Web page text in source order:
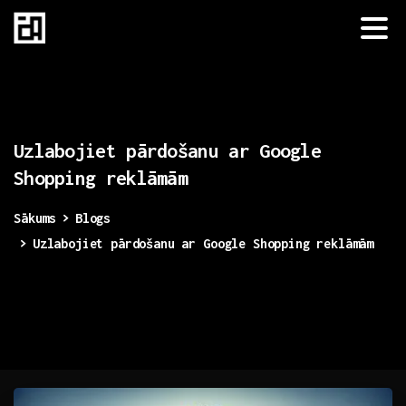
Uzlabojiet pārdošanu ar Google
Shopping reklāmām
Sākums
Blogs
Uzlabojiet pārdošanu ar Google Shopping reklāmām